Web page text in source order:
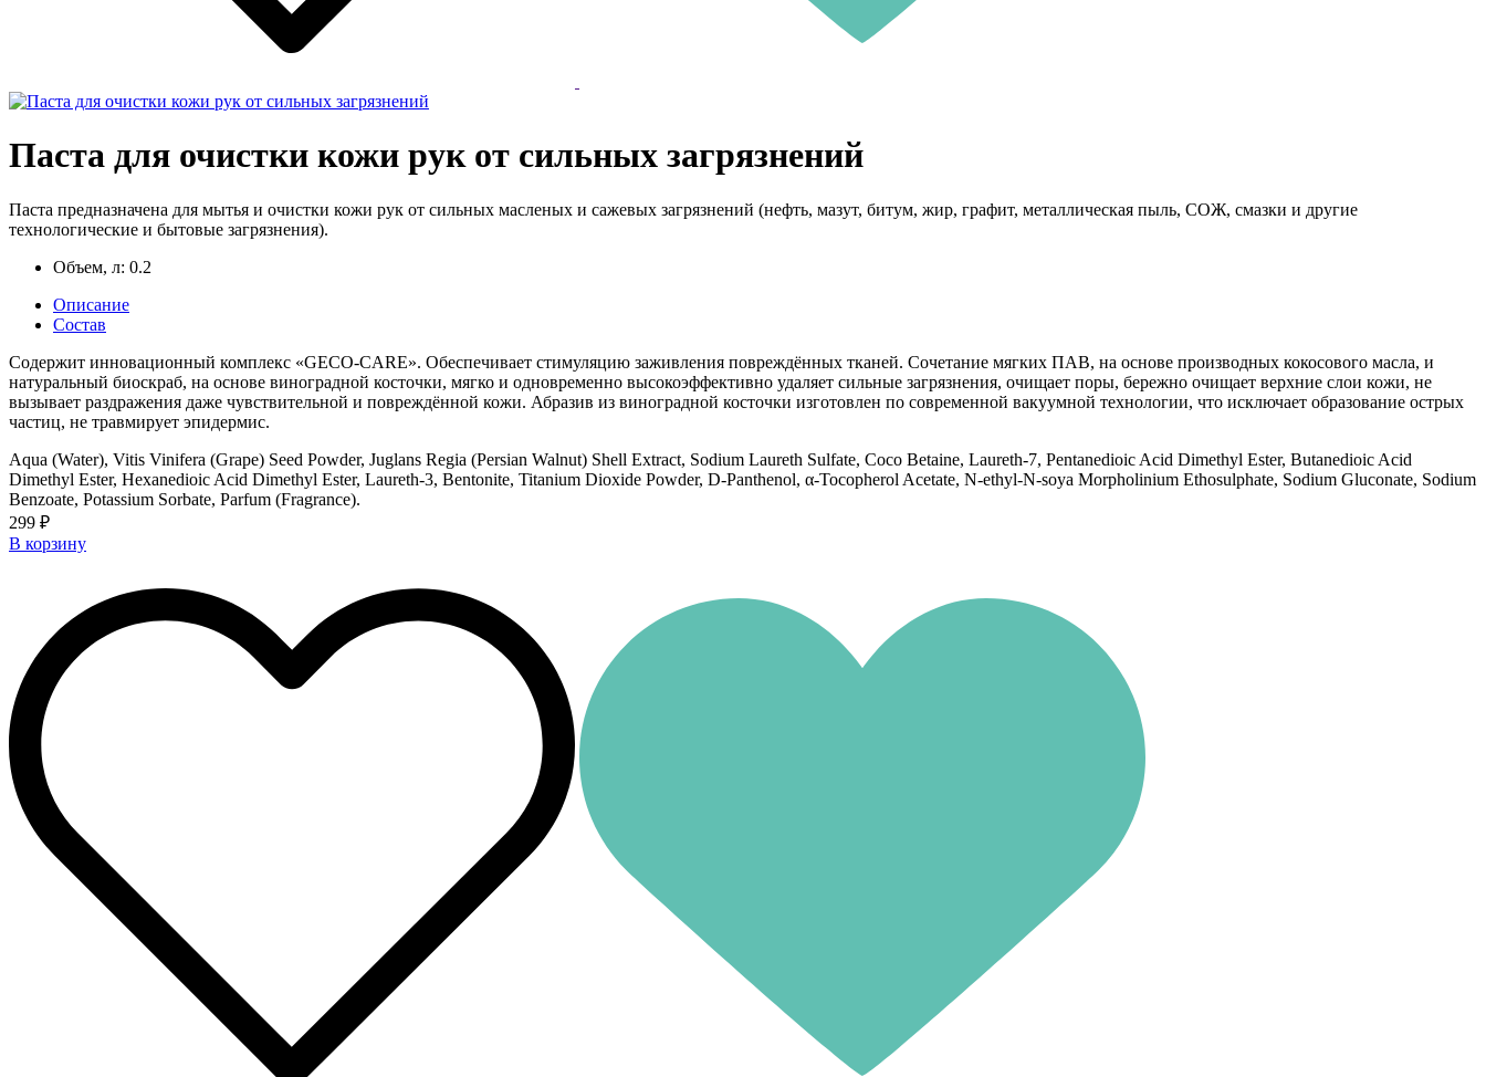
Паста для очистки кожи рук от сильных загрязнений
Паста предназначена для мытья и очистки кожи рук от сильных масленых и сажевых загрязнений (нефть, мазут, битум, жир, графит, металлическая пыль, СОЖ, смазки и другие
технологические и бытовые загрязнения).
Объем, л: 0.2
Описание
Состав
Содержит инновационный комплекс «GECO-CARE». Обеспечивает стимуляцию заживления повреждённых тканей. Сочетание мягких ПАВ, на основе производных кокосового масла, и
натуральный биоскраб, на основе виноградной косточки, мягко и одновременно высокоэффективно удаляет сильные загрязнения, очищает поры, бережно очищает верхние слои кожи, не
вызывает раздражения даже чувствительной и повреждённой кожи. Абразив из виноградной косточки изготовлен по современной вакуумной технологии, что исключает образование острых
частиц, не травмирует эпидермис.
Aqua (Water), Vitis Vinifera (Grape) Seed Powder, Juglans Regia (Persian Walnut) Shell Extract, Sodium Laureth Sulfate, Coco Betaine, Laureth-7, Pentanedioic Acid Dimethyl Ester, Butanedioic Acid
Dimethyl Ester, Hexanedioic Acid Dimethyl Ester, Laureth-3, Bentonite, Titanium Dioxide Powder, D-Panthenol, α-Tocopherol Acetate, N-ethyl-N-soya Morpholinium Ethosulphate, Sodium Gluconate, Sodium
Benzoate, Potassium Sorbate, Parfum (Fragrance).
299 ₽
В корзину